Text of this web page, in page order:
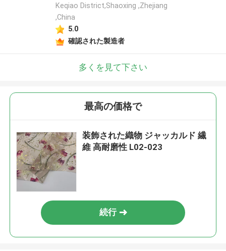
Keqiao District,Shaoxing ,Zhejiang
,China
5.0
確認された製造者
多くを見て下さい
最高の価格で
装飾された織物 ジャッカルド 繊
維 高耐磨性 L02-023
続行